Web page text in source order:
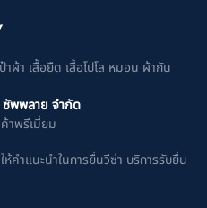
ผ้า เสื้อยืด เสื้อโปโล หมอน ผ้ากัน
ซัพพลาย จำกัด
าพรีเมี่ยม
ห้คำแนะนำในการยื่นวีซ่า บริการรับยื่น